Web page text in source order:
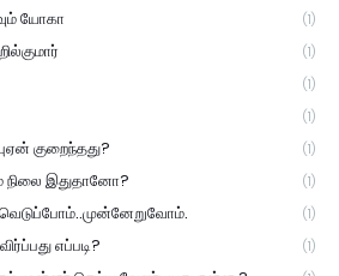
யோகா (1)
(1)
(1)
(1)
குறைந்தது? (1)
இதுதானோ? (1)
(1)
எப்படி? (1)